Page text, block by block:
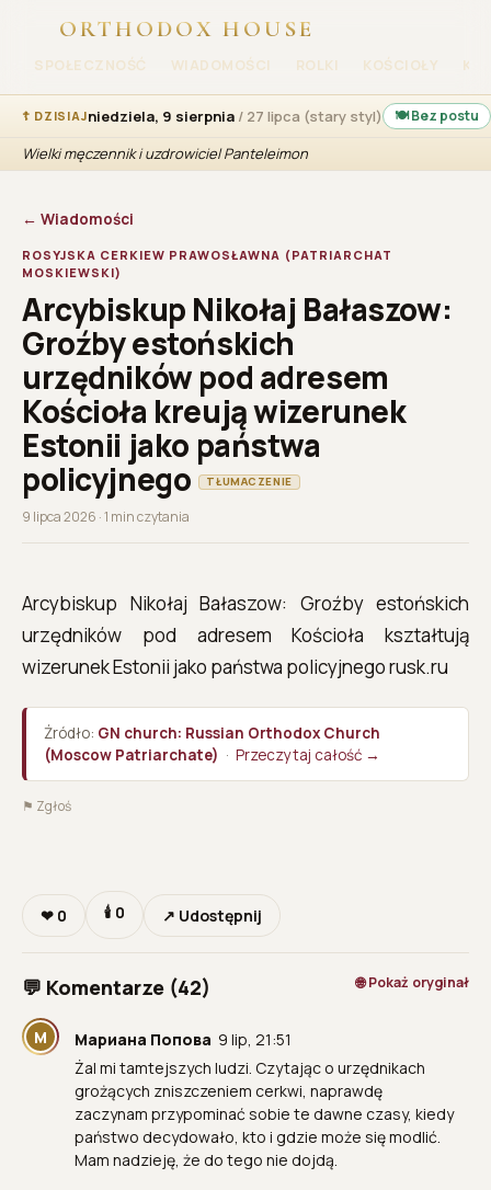
ORTHODOX HOUSE
SPOŁECZNOŚĆ WIADOMOŚCI ROLKI KOŚCIOŁY
☦ DZISIAJniedziela, 9 sierpnia / 27 lipca (stary styl) 🍽 Bez postu
Wielki męczennik i uzdrowiciel Panteleimon
← Wiadomości
ROSYJSKA CERKIEW PRAWOSŁAWNA (PATRIARCHAT
MOSKIEWSKI)
Arcybiskup Nikołaj Bałaszow:
Groźby estońskich
urzędników pod adresem
Kościoła kreują wizerunek
Estonii jako państwa
policyjnego
TŁUMACZENIE
9 lipca 2026 · 1 min czytania
Arcybiskup Nikołaj Bałaszow: Groźby estońskich
urzędników pod adresem Kościoła kształtują
wizerunek Estonii jako państwa policyjnego rusk.ru
Źródło: GN church: Russian Orthodox Church
(Moscow Patriarchate) · Przeczytaj całość →
⚑ Zgłoś
❤ 0 🕯 0 ↗ Udostępnij
💬 Komentarze (42) 🌐 Pokaż oryginał
М Мариана Попова 9 lip, 21:51
Żal mi tamtejszych ludzi. Czytając o urzędnikach
grożących zniszczeniem cerkwi, naprawdę
zaczynam przypominać sobie te dawne czasy, kiedy
państwo decydowało, kto i gdzie może się modlić.
Mam nadzieję, że do tego nie dojdą.